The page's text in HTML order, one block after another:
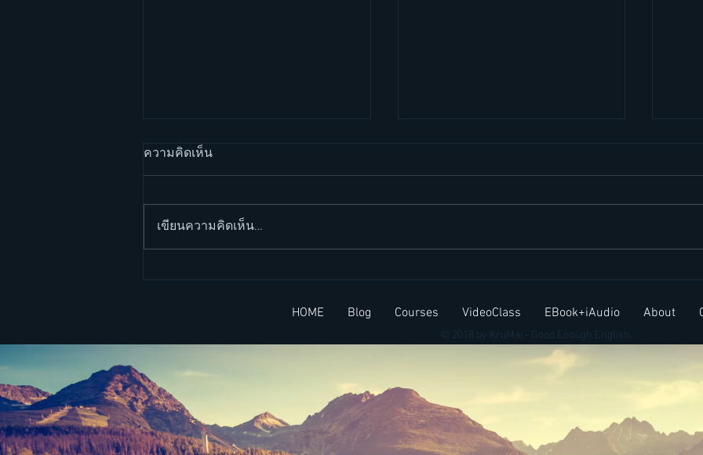
วิล สมิธ กับการสร้างกำแพง
สำนวนภาษาอังกฤษ Elephant
ประ
ความคิดเห็น
เขียนความคิดเห็น…
© 2018 by KruMai - Good Enough English.
HOME Blog Courses VideoClass EBook+iAudio About